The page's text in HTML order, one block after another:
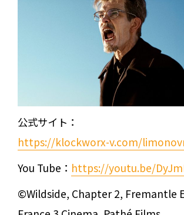
公式サイト：
https://klockworx-v.com/
You Tube： https://youtu.be/
©Wildside, Chapter 2, Fremantle